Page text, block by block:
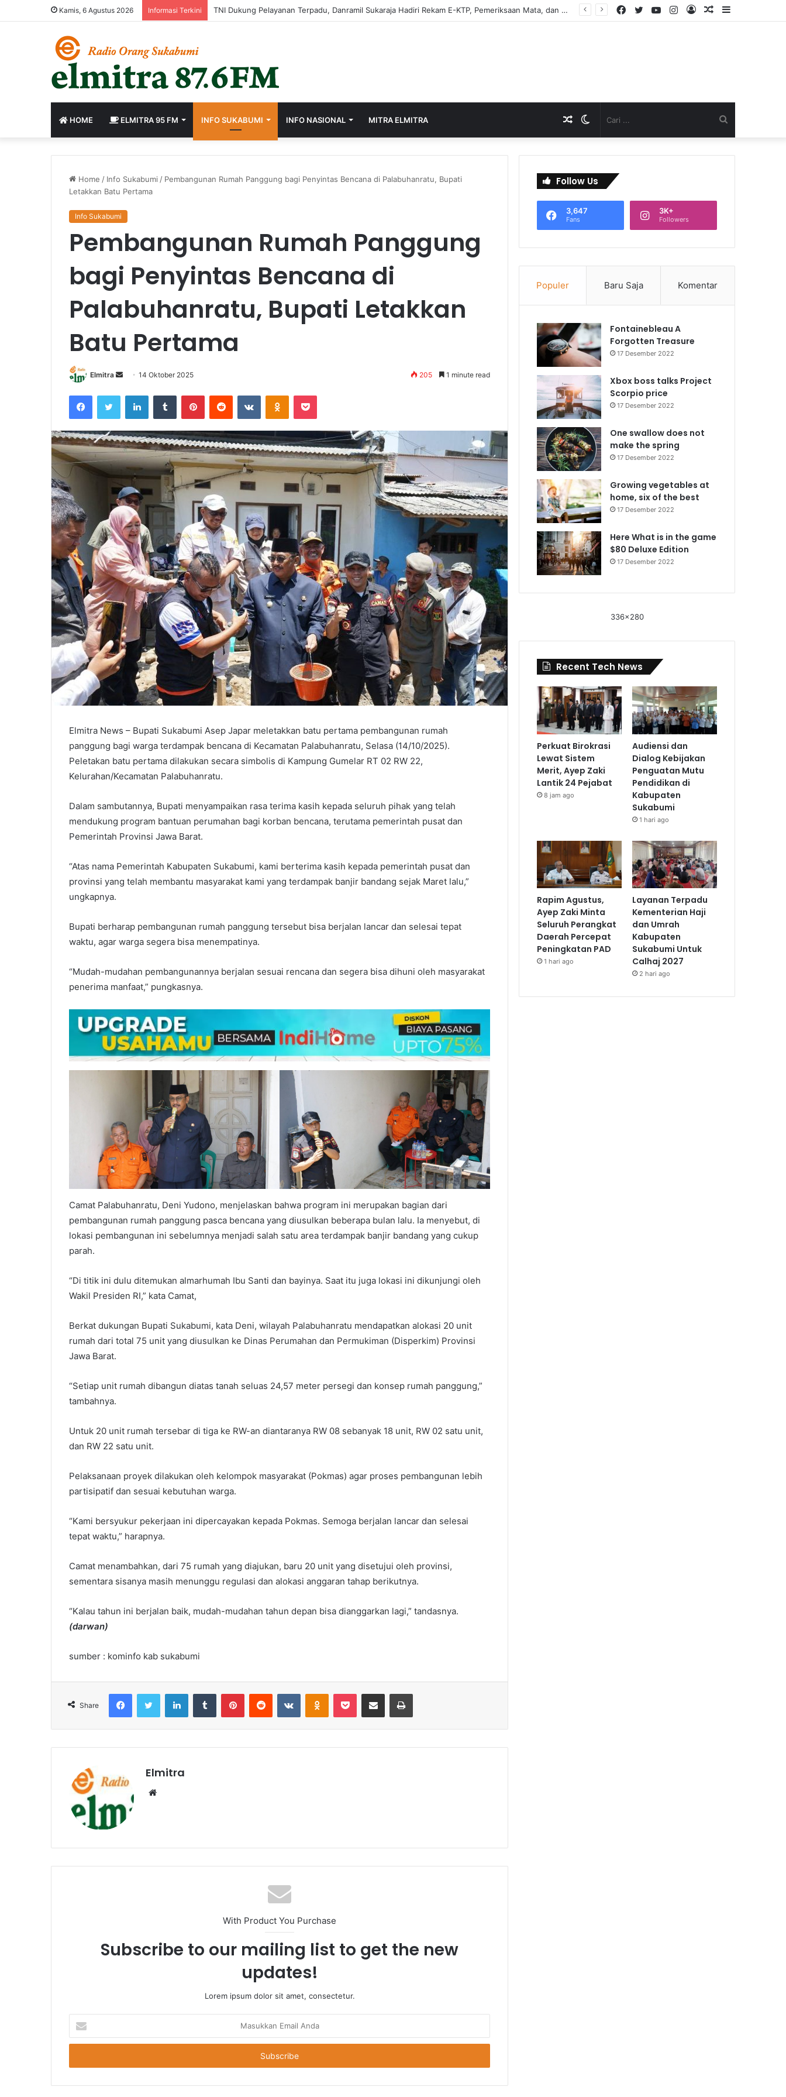
Kamis, 6 Agustus 2026 Informasi Terkini Perkuat Birokrasi Lewat Sistem Merit, Ayep Zaki Lantik 24 Pejabat Sidebar
Artikel
Log
Instagram
YouTube
Twitter
Facebook
HOME ELMITRA 95 FM INFO SUKABUMI INFO NASIONAL MITRA ELMITRA
...
Switch
skin
Artikel
Acak
Home / Info Sukabumi / Pembangunan Rumah Panggung bagi Penyintas Bencana di Palabuhanratu, Bupati
Letakkan Batu Pertama
Info Sukabumi
Pembangunan Rumah Panggung
bagi Penyintas Bencana di
Palabuhanratu, Bupati Letakkan
Batu Pertama
Elmitra
Send
email
14 Oktober 2025 205 1 minute read
FacebookTwitter LinkedInTumblr PinterestReddit VKontakteOdnoklassniki
Pocket
Elmitra News – Bupati Sukabumi Asep Japar meletakkan batu pertama pembangunan rumah
panggung bagi warga terdampak bencana di Kecamatan Palabuhanratu, Selasa (14/10/2025).
Peletakan batu pertama dilakukan secara simbolis di Kampung Gumelar RT 02 RW 22,
Kelurahan/Kecamatan Palabuhanratu.
Dalam sambutannya, Bupati menyampaikan rasa terima kasih kepada seluruh pihak yang telah
mendukung program bantuan perumahan bagi korban bencana, terutama pemerintah pusat dan
Pemerintah Provinsi Jawa Barat.
“Atas nama Pemerintah Kabupaten Sukabumi, kami berterima kasih kepada pemerintah pusat dan
provinsi yang telah membantu masyarakat kami yang terdampak banjir bandang sejak Maret lalu,”
ungkapnya.
Bupati berharap pembangunan rumah panggung tersebut bisa berjalan lancar dan selesai tepat
waktu, agar warga segera bisa menempatinya.
“Mudah-mudahan pembangunannya berjalan sesuai rencana dan segera bisa dihuni oleh masyarakat
penerima manfaat,” pungkasnya.
Camat Palabuhanratu, Deni Yudono, menjelaskan bahwa program ini merupakan bagian dari
pembangunan rumah panggung pasca bencana yang diusulkan beberapa bulan lalu. Ia menyebut, di
lokasi pembangunan ini sebelumnya menjadi salah satu area terdampak banjir bandang yang cukup
parah.
“Di titik ini dulu ditemukan almarhumah Ibu Santi dan bayinya. Saat itu juga lokasi ini dikunjungi oleh
Wakil Presiden RI,” kata Camat,
Berkat dukungan Bupati Sukabumi, kata Deni, wilayah Palabuhanratu mendapatkan alokasi 20 unit
rumah dari total 75 unit yang diusulkan ke Dinas Perumahan dan Permukiman (Disperkim) Provinsi
Jawa Barat.
“Setiap unit rumah dibangun diatas tanah seluas 24,57 meter persegi dan konsep rumah panggung,”
tambahnya.
Untuk 20 unit rumah tersebar di tiga ke RW-an diantaranya RW 08 sebanyak 18 unit, RW 02 satu unit,
dan RW 22 satu unit.
Pelaksanaan proyek dilakukan oleh kelompok masyarakat (Pokmas) agar proses pembangunan lebih
partisipatif dan sesuai kebutuhan warga.
“Kami bersyukur pekerjaan ini dipercayakan kepada Pokmas. Semoga berjalan lancar dan selesai
tepat waktu,” harapnya.
Camat menambahkan, dari 75 rumah yang diajukan, baru 20 unit yang disetujui oleh provinsi,
sementara sisanya masih menunggu regulasi dan alokasi anggaran tahap berikutnya.
“Kalau tahun ini berjalan baik, mudah-mudahan tahun depan bisa dianggarkan lagi,” tandasnya.
(darwan)
sumber : kominfo kab sukabumi
Share
FacebookTwitter LinkedInTumblr PinterestReddit VKontakteOdnoklassniki
Pocket Share via Email Print
Elmitra
Website
With Product You Purchase
Subscribe to our mailing list to get the new
updates!
Lorem ipsum dolor sit amet, consectetur.
Email
Anda
Follow Us
3,647
Fans
3K+
Followers
Populer Baru Saja Komentar
Fontainebleau A
Forgotten Treasure
17 Desember 2022
Xbox boss talks Project
Scorpio price
17 Desember 2022
One swallow does not
make the spring
17 Desember 2022
Growing vegetables at
home, six of the best
17 Desember 2022
Here What is in the game
$80 Deluxe Edition
17 Desember 2022
336x280
Recent Tech News
Perkuat Birokrasi
Lewat Sistem
Merit, Ayep Zaki
Lantik 24 Pejabat
8 jam ago
Audiensi dan
Dialog Kebijakan
Penguatan Mutu
Pendidikan di
Kabupaten
Sukabumi
1 hari ago
Rapim Agustus,
Ayep Zaki Minta
Seluruh Perangkat
Daerah Percepat
Peningkatan PAD
1 hari ago
Layanan Terpadu
Kementerian Haji
dan Umrah
Kabupaten
Sukabumi Untuk
Calhaj 2027
2 hari ago